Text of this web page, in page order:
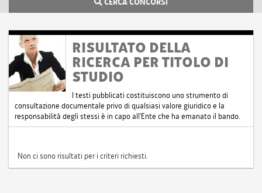
CERCA CONCORSI
RISULTATO DELLA
RICERCA PER TITOLO DI
STUDIO
I testi pubblicati costituiscono uno strumento di
consultazione documentale privo di qualsiasi valore giuridico e la
responsabilità degli stessi è in capo all'Ente che ha emanato il bando.
Non ci sono risultati per i criteri richiesti.